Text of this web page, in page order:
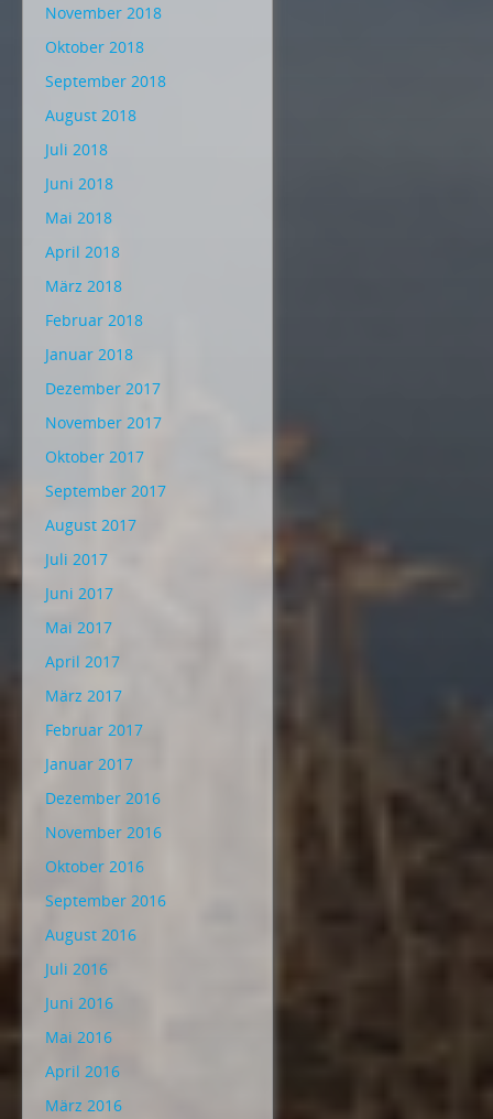
November 2018
Oktober 2018
September 2018
August 2018
Juli 2018
Juni 2018
Mai 2018
April 2018
März 2018
Februar 2018
Januar 2018
Dezember 2017
November 2017
Oktober 2017
September 2017
August 2017
Juli 2017
Juni 2017
Mai 2017
April 2017
März 2017
Februar 2017
Januar 2017
Dezember 2016
November 2016
Oktober 2016
September 2016
August 2016
Juli 2016
Juni 2016
Mai 2016
April 2016
März 2016